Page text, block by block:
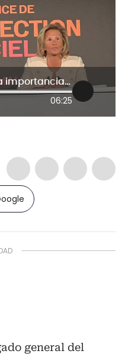
Thierry Frémaux y la importancia del regreso de Martin Scorsese al Festival de Cannes
06:25
general del